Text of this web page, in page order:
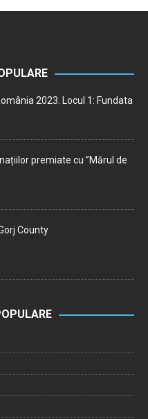
2023. Locul 1: Fundata
premiate cu ”Mărul de
County